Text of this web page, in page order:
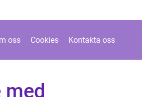
oss Cookies Kontakta oss